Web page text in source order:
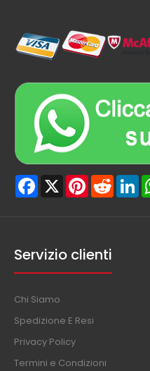
Facebook
X PinterestReddit
Servizio clienti
Chi Siamo
Spedizione E Resi
Privacy Policy
Termini e Condizioni